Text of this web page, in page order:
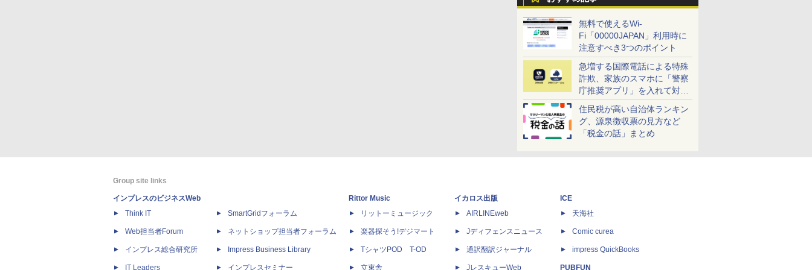
無料で使えるWi-
Fi「00000JAPAN」利用時に
注意すべき3つのポイント
急増する国際電話による特殊
詐欺、家族のスマホに「警察
庁推奨アプリ」を入れて対策
しよう！
住民税が高い自治体ランキン
グ、源泉徴収票の見方など
「税金の話」まとめ
Group site links
インプレスのビジネスWeb
Think IT
Web担当者Forum
インプレス総合研究所
IT Leaders
SmartGridフォーラム
ネットショップ担当者フォーラム
Impress Business Library
インプレスセミナー
Rittor Music
リットーミュージック
楽器探そう!デジマート
TシャツPOD T-OD
立東舎
イカロス出版
AIRLINEweb
Jディフェンスニュース
通訳翻訳ジャーナル
JレスキューWeb
ICE
天海社
Comic curea
impress QuickBooks
PUBFUN